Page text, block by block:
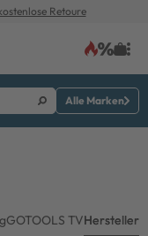
Retoure
Alle Marken
GOTOOLS TVHersteller